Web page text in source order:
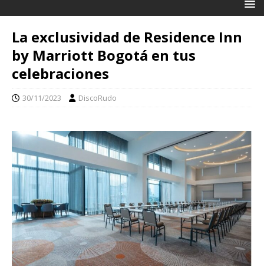
La exclusividad de Residence Inn
by Marriott Bogotá en tus
celebraciones
30/11/2023 DiscoRudo